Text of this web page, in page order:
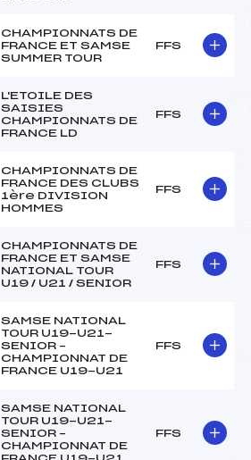
CHAMPIONNATS DE
FRANCE ET SAMSE
SUMMER TOUR
FFS
L'ETOILE DES
SAISIES
CHAMPIONNATS DE
FRANCE LD
FFS
CHAMPIONNATS DE
FRANCE DES CLUBS
1ère DIVISION
HOMMES
FFS
CHAMPIONNATS DE
FRANCE ET SAMSE
NATIONAL TOUR
U19 / U21 / SENIOR
FFS
SAMSE NATIONAL
TOUR U19-U21-
SENIOR –
CHAMPIONNAT DE
FRANCE U19-U21
FFS
SAMSE NATIONAL
TOUR U19-U21-
SENIOR –
CHAMPIONNAT DE
FRANCE U19-U21
FFS